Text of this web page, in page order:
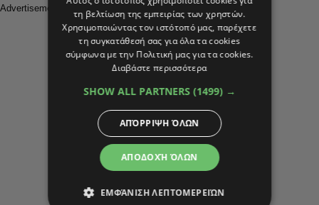
τη βελτίωση της εμπειρίας των χρηστών.
Χρησιμοποιώντας τον ιστότοπό μας, παρέχετε
τη συγκατάθεσή σας για όλα τα cookies
σύμφωνα με την Πολιτική μας για τα cookies.
Διαβάστε περισσότερα
SHOW ALL PARTNERS (1499) →
ΑΠΟΔΟΧΉ ΌΛΩΝ
ΑΠΌΡΡΙΨΗ ΌΛΩΝ
ΕΜΦΆΝΙΣΗ ΛΕΠΤΟΜΕΡΕΙΏΝ